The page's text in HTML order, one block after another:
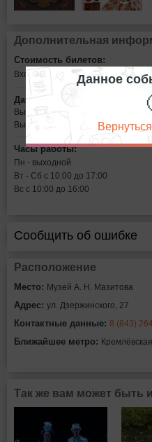
Дополнительная
Стоимость билетов:
Вход свободный
Дата:
Выставка будет работать
Выставка продлится по 7
Часы работы:
Пн - выходной
Вт - Сб с 10:00 до 17:00
Вс с 10:00 до 16:00
Сообщить об ошибке
Расположение
Место: Музей А. Н. Мазитова
Адрес: ул. Дзержинского, 27
Контактные данные: 8 (843)
Ближайшее метро: Кремлёвская
Так же вам может быть
Данное